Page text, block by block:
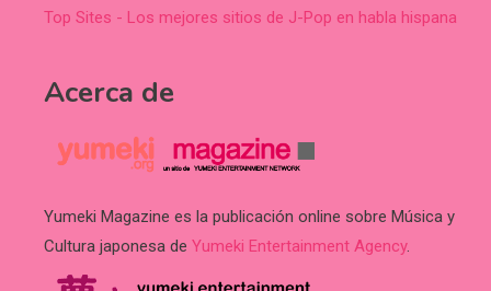
Top Sites - Los mejores sitios de J-Pop en habla hispana
Acerca de
Yumeki Magazine es la publicación online sobre Música y
Cultura japonesa de Yumeki Entertainment Agency.